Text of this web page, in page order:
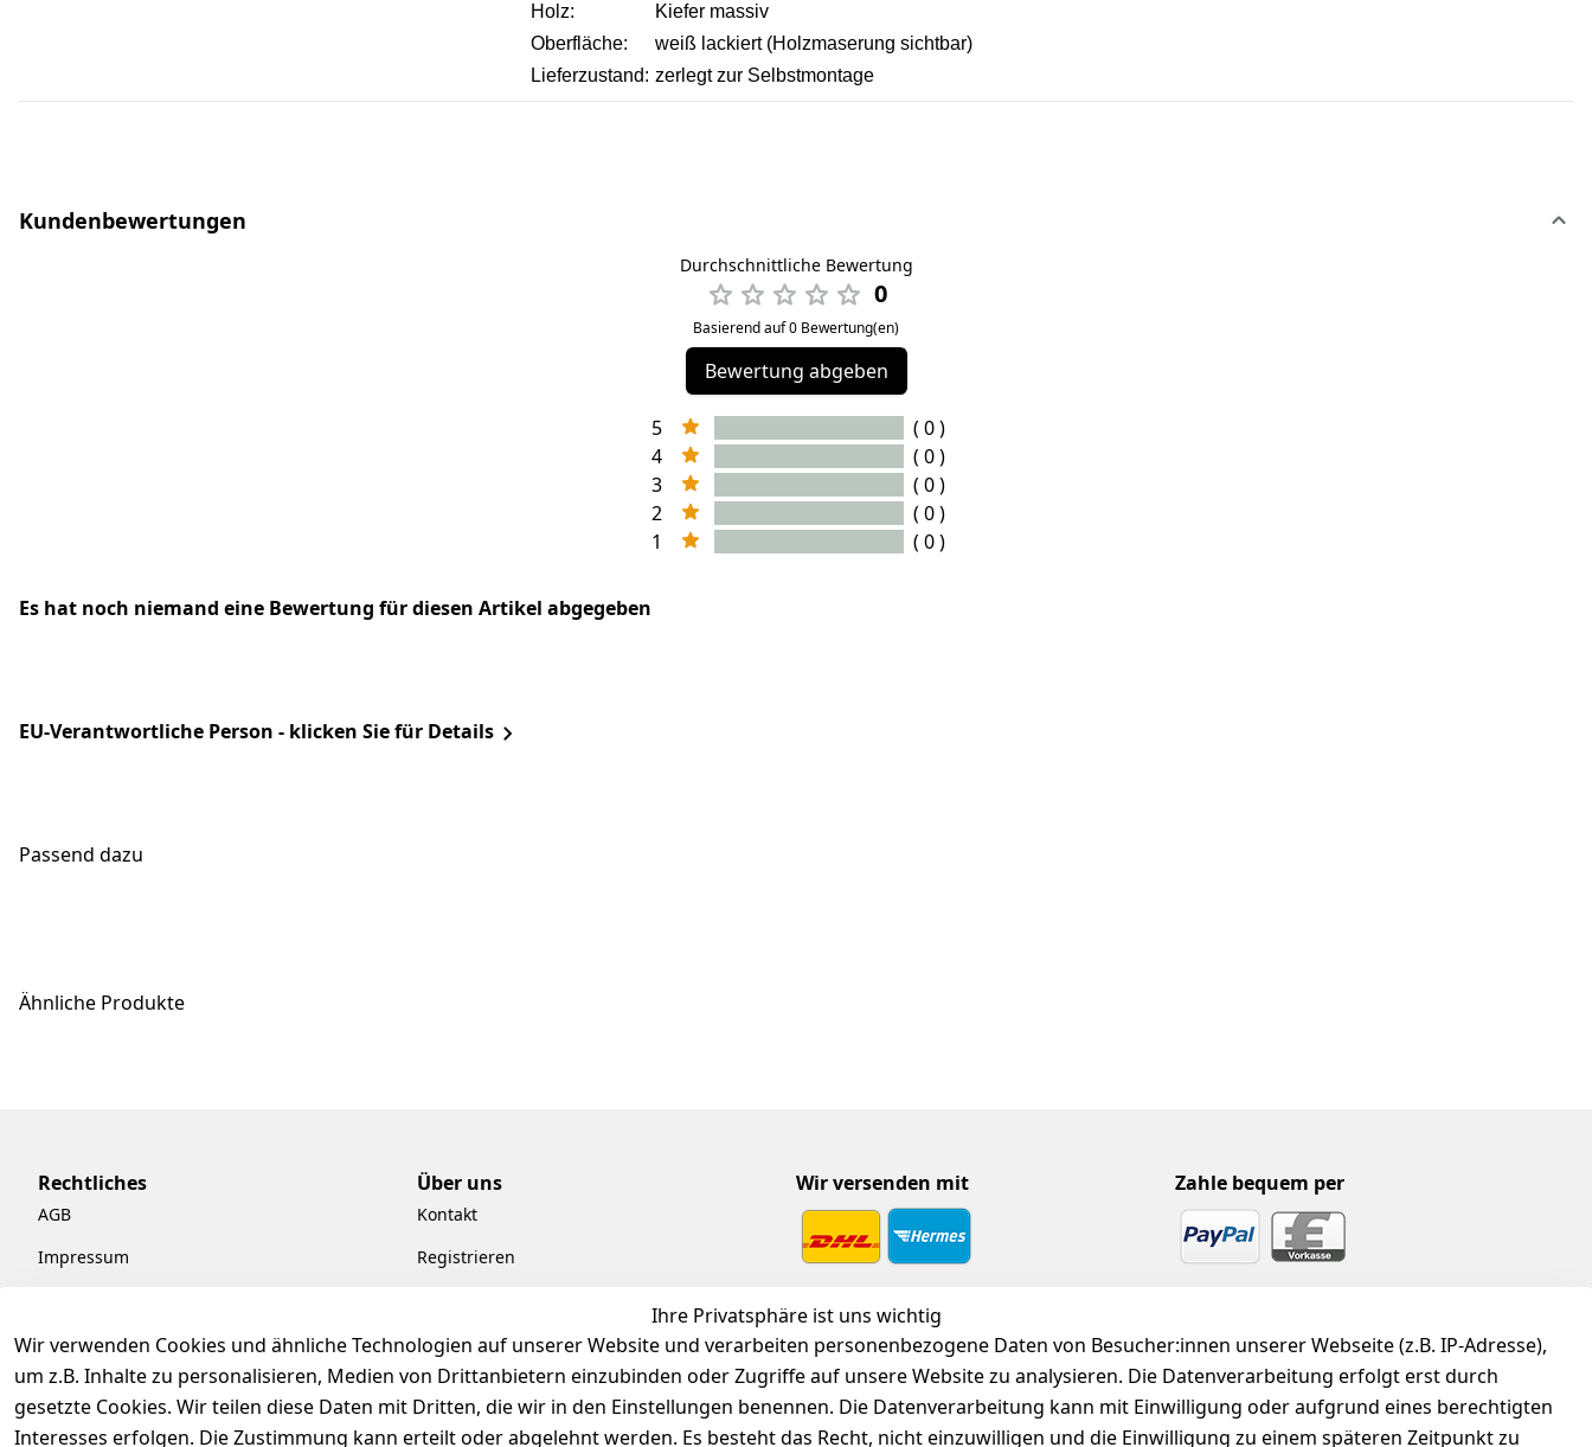
Holz:
Kiefer massiv
Oberfläche:
weiß lackiert (Holzmaserung sichtbar)
Lieferzustand: zerlegt zur Selbstmontage
Kundenbewertungen
Durchschnittliche Bewertung
0
Basierend auf 0 Bewertung(en)
Bewertung abgeben
5
( 0 )
4
( 0 )
3
( 0 )
2
( 0 )
1
( 0 )
Es hat noch niemand eine Bewertung für diesen Artikel abgegeben
EU-Verantwortliche Person - klicken Sie für Details
Passend dazu
Ähnliche Produkte
Ihre Privatsphäre ist uns wichtig
Wir verwenden Cookies und ähnliche Technologien auf unserer Website und verarbeiten personenbezogene Daten von Besucher:innen unserer Webseite (z.B. IP-Adresse),
um z.B. Inhalte zu personalisieren, Medien von Drittanbietern einzubinden oder Zugriffe auf unsere Website zu analysieren. Die Datenverarbeitung erfolgt erst durch
gesetzte Cookies. Wir teilen diese Daten mit Dritten, die wir in den Einstellungen benennen. Die Datenverarbeitung kann mit Einwilligung oder aufgrund eines berechtigten
Interesses erfolgen. Die Zustimmung kann erteilt oder abgelehnt werden. Es besteht das Recht, nicht einzuwilligen und die Einwilligung zu einem späteren Zeitpunkt zu
Rechtliches
AGB
Impressum
Barrierefreiheitserklärung
Widerrufsrecht
Über uns
Kontakt
Registrieren
Pflege & Kundendienst
Kiefermöbel
Hilfe
Wir versenden mit Zahle bequem per